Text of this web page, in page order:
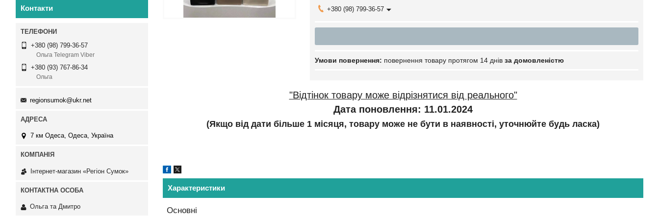
+380 (98) 799-36-57
повернення товару протягом 14 днів за домовленістю
"Відтінок товару може відрізнятися від реального"
Дата поновлення: 11.01.2024
(Якщо від дати більше 1 місяця, товару може не бути в наявності, уточнюйте будь ласка)
Характеристики
Основні
Контакти
+380 (98) 799-36-57
Ольга Telegram Viber
+380 (93) 767-86-34
Ольга
regionsumok@ukr.net
7 км Одеса, Одеса, Україна
Інтернет-магазин «Регіон Сумок»
Ольга та Дмитро